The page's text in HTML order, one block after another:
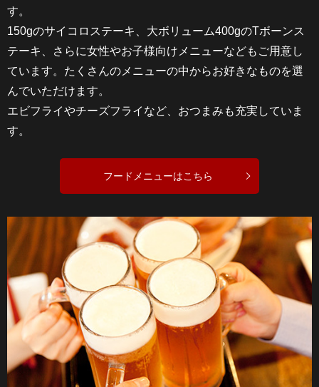
す。
150gのサイコロステーキ、大ボリューム400gのTボーンス
テーキ、さらに女性やお子様向けメニューなどもご用意し
ています。たくさんのメニューの中からお好きなものを選
んでいただけます。
エビフライやチーズフライなど、おつまみも充実していま
す。
フードメニューはこちら